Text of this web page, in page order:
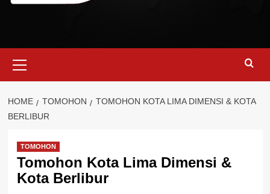
Menu
HOME TOMOHON
TOMOHON KOTA LIMA DIMENSI & KOTA
BERLIBUR
TOMOHON
Tomohon Kota Lima Dimensi &
Kota Berlibur